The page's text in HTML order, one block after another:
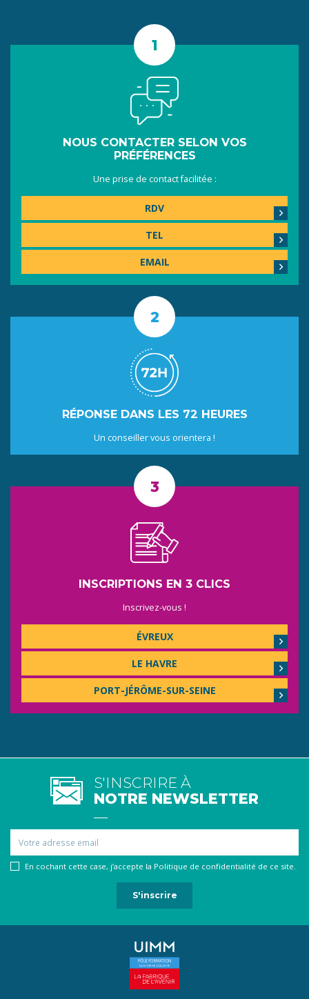
NOUS CONTACTER SELON VOS
PRÉFÉRENCES
Une prise de contact facilitée :
RDV
TEL
EMAIL
RÉPONSE DANS LES 72 HEURES
Un conseiller vous orientera !
INSCRIPTIONS EN 3 CLICS
Inscrivez-vous !
ÉVREUX
LE HAVRE
PORT-JÉRÔME-SUR-SEINE
S'INSCRIRE À
NOTRE NEWSLETTER
En cochant cette case, j’accepte la Politique de confidentialité de ce site.